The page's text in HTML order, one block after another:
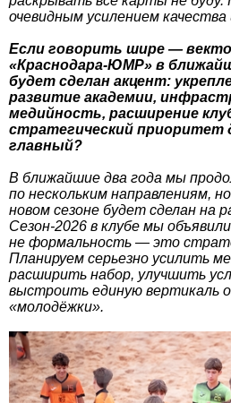
очевидным усилением
Если говорить шире —
«Краснодара-ЮМР» в
будет сделан акцент:
развитие академии,
медийность, расширение
стратегический приоритет
главный?
В ближайшие два года мы
по нескольким направлениям,
новом сезоне будет сделан на
Сезон-2026 в клубе мы
не формальность — это
Планируем серьезно усилить
расширить набор, улучшить
выстроить единую вертикаль
«молодёжки».